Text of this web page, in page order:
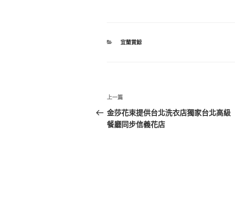
分
宜蘭賞鯨
文
章
導
上
一
篇
上一篇
金莎花束提供台北洗衣店獨家台北高級
餐廳同步信義花店